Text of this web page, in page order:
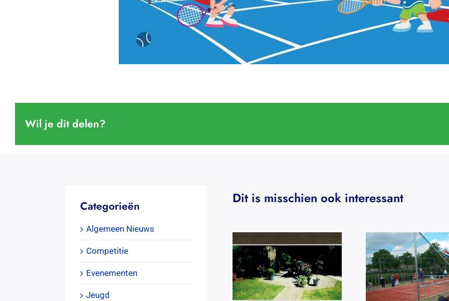
Wil je dit delen?
Categorieën
Algemeen Nieuws
Competitie
Evenementen
Jeugd
Dit is misschien ook interessant